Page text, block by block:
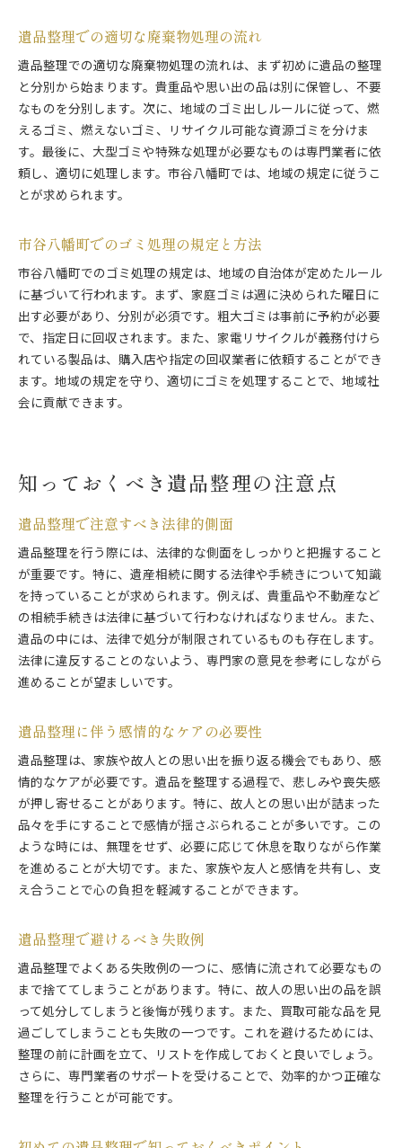
遺品整理での適切な廃棄物処理の流れ
遺品整理での適切な廃棄物処理の流れは、まず初めに遺品の整理
と分別から始まります。貴重品や思い出の品は別に保管し、不要
なものを分別します。次に、地域のゴミ出しルールに従って、燃
えるゴミ、燃えないゴミ、リサイクル可能な資源ゴミを分けま
す。最後に、大型ゴミや特殊な処理が必要なものは専門業者に依
頼し、適切に処理します。市谷八幡町では、地域の規定に従うこ
とが求められます。
市谷八幡町でのゴミ処理の規定と方法
市谷八幡町でのゴミ処理の規定は、地域の自治体が定めたルール
に基づいて行われます。まず、家庭ゴミは週に決められた曜日に
出す必要があり、分別が必須です。粗大ゴミは事前に予約が必要
で、指定日に回収されます。また、家電リサイクルが義務付けら
れている製品は、購入店や指定の回収業者に依頼することができ
ます。地域の規定を守り、適切にゴミを処理することで、地域社
会に貢献できます。
知っておくべき遺品整理の注意点
遺品整理で注意すべき法律的側面
遺品整理を行う際には、法律的な側面をしっかりと把握すること
が重要です。特に、遺産相続に関する法律や手続きについて知識
を持っていることが求められます。例えば、貴重品や不動産など
の相続手続きは法律に基づいて行わなければなりません。また、
遺品の中には、法律で処分が制限されているものも存在します。
法律に違反することのないよう、専門家の意見を参考にしながら
進めることが望ましいです。
遺品整理に伴う感情的なケアの必要性
遺品整理は、家族や故人との思い出を振り返る機会でもあり、感
情的なケアが必要です。遺品を整理する過程で、悲しみや喪失感
が押し寄せることがあります。特に、故人との思い出が詰まった
品々を手にすることで感情が揺さぶられることが多いです。この
ような時には、無理をせず、必要に応じて休息を取りながら作業
を進めることが大切です。また、家族や友人と感情を共有し、支
え合うことで心の負担を軽減することができます。
遺品整理で避けるべき失敗例
遺品整理でよくある失敗例の一つに、感情に流されて必要なもの
まで捨ててしまうことがあります。特に、故人の思い出の品を誤
って処分してしまうと後悔が残ります。また、買取可能な品を見
過ごしてしまうことも失敗の一つです。これを避けるためには、
整理の前に計画を立て、リストを作成しておくと良いでしょう。
さらに、専門業者のサポートを受けることで、効率的かつ正確な
整理を行うことが可能です。